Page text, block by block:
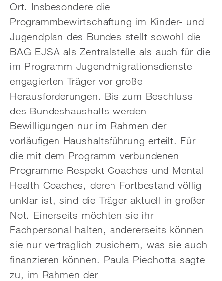
Ort. Insbesondere die
Programmbewirtschaftung im Kinder- und
Jugendplan des Bundes stellt sowohl die
BAG EJSA als Zentralstelle als auch für die
im Programm Jugendmigrationsdienste
engagierten Träger vor große
Herausforderungen. Bis zum Beschluss
des Bundeshaushalts werden
Bewilligungen nur im Rahmen der
vorläufigen Haushaltsführung erteilt. Für
die mit dem Programm verbundenen
Programme Respekt Coaches und Mental
Health Coaches, deren Fortbestand völlig
unklar ist, sind die Träger aktuell in großer
Not. Einerseits möchten sie ihr
Fachpersonal halten, andererseits können
sie nur vertraglich zusichern, was sie auch
finanzieren können. Paula Piechotta sagte
zu, im Rahmen der